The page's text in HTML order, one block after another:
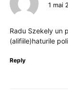
1 mai
Radu Szekely un
(alifiile)haturile
Reply